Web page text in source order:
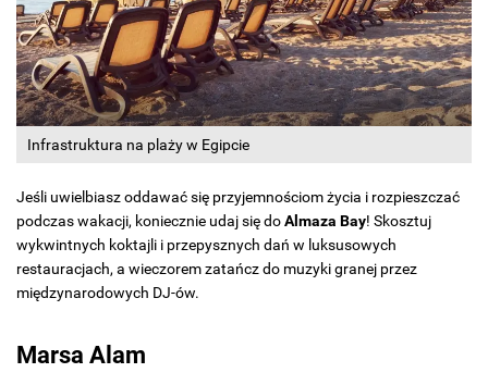
Infrastruktura na plaży w Egipcie
Jeśli uwielbiasz oddawać się przyjemnościom życia i rozpieszczać
podczas wakacji, koniecznie udaj się doAlmaza Bay! Skosztuj
wykwintnych koktajli i przepysznych dań w luksusowych
restauracjach, a wieczorem zatańcz do muzyki granej przez
międzynarodowych DJ-ów.
Marsa Alam